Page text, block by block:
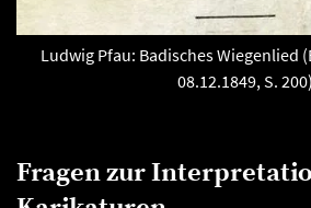
Ludwig Pfau: Badisches Wiegenlied
08.12.1849, S. 200)
Fragen zur